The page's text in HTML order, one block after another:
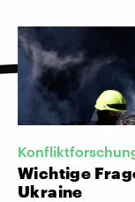
Wichtige
Ukraine